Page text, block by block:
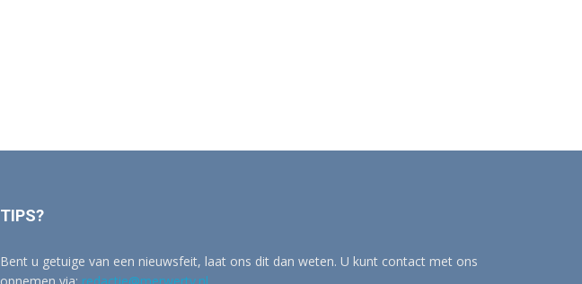
TIPS?
Bent u getuige van een nieuwsfeit, laat ons dit dan weten. U kunt contact met ons